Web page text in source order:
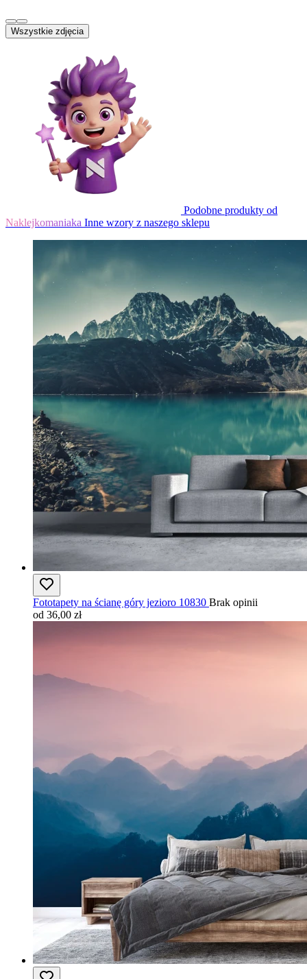
Wszystkie zdjęcia
Podobne produkty od
Naklejkomaniaka Inne wzory z naszego sklepu
Fototapety na ścianę góry jezioro 10830 Brak opinii
od 36,00 zł